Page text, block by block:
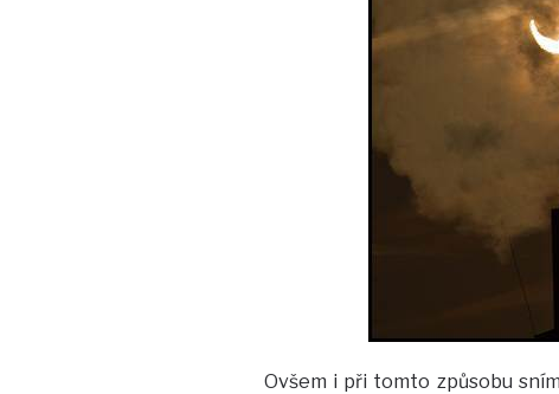
Ovšem i při tomto způsobu